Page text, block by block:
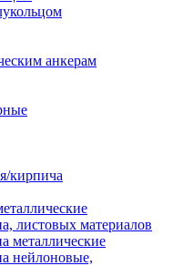
анкерам
кирпича
листовых материалов
металлические
нейлоновые,